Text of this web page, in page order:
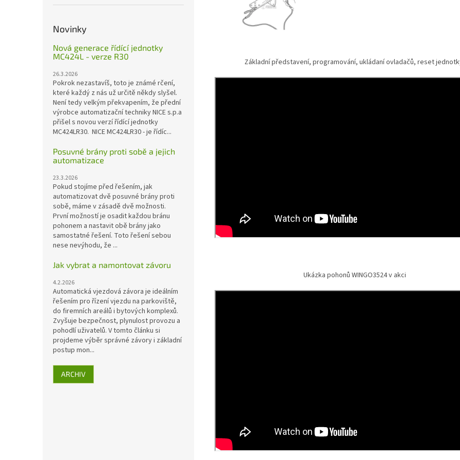
Novinky
Nová generace řídící jednotky
MC424L - verze R30
26.3.2026
Pokrok nezastavíš, toto je známé rčení,
které každý z nás už určitě někdy slyšel.
Není tedy velkým překvapením, že přední
výrobce automatizační techniky NICE s.p.a
přišel s novou verzí řídící jednotky
MC424LR30. NICE MC424LR30 - je řídíc...
Posuvné brány proti sobě a jejich
automatizace
23.3.2026
Pokud stojíme před řešením, jak
automatizovat dvě posuvné brány proti
sobě, máme v zásadě dvě možnosti.
První možností je osadit každou bránu
pohonem a nastavit obě brány jako
samostatné řešení. Toto řešení sebou
nese nevýhodu, že ...
Jak vybrat a namontovat závoru
4.2.2026
Automatická vjezdová závora je ideálním
řešením pro řízení vjezdu na parkoviště,
do firemních areálů i bytových komplexů.
Zvyšuje bezpečnost, plynulost provozu a
pohodlí uživatelů. V tomto článku si
projdeme výběr správné závory i základní
postup mon...
ARCHIV
Základní představení, programování, ukládaní ovladačů, reset
Ukázka pohonů WINGO3524 v akci